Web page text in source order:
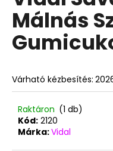
5-
ből
0,0
csillag.
Málnás
Várható kézbesítés:
Raktáron (1 db)
Kód: 2120
Márka:Vidal
A
j
n
l
u
k